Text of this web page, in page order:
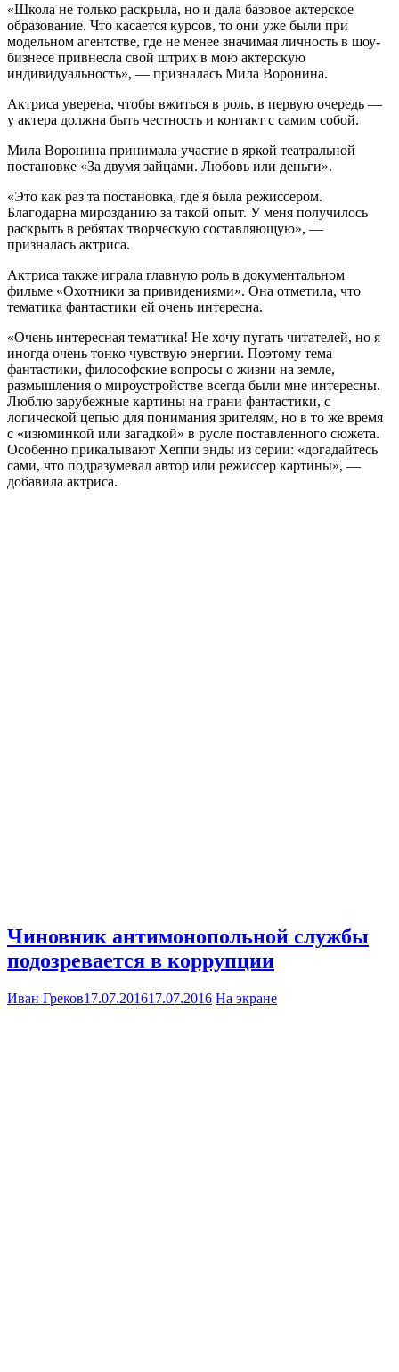
«Школа не только раскрыла, но и дала базовое актерское
образование. Что касается курсов, то они уже были при
модельном агентстве, где не менее значимая личность в шоу-
бизнесе привнесла свой штрих в мою актерскую
индивидуальность», — призналась Мила Воронина.
Актриса уверена, чтобы вжиться в роль, в первую очередь —
у актера должна быть честность и контакт с самим собой.
Мила Воронина принимала участие в яркой театральной
постановке «За двумя зайцами. Любовь или деньги».
«Это как раз та постановка, где я была режиссером.
Благодарна мирозданию за такой опыт. У меня получилось
раскрыть в ребятах творческую составляющую», —
призналась актриса.
Актриса также играла главную роль в документальном
фильме «Охотники за привидениями». Она отметила, что
тематика фантастики ей очень интересна.
«Очень интересная тематика! Не хочу пугать читателей, но я
иногда очень тонко чувствую энергии. Поэтому тема
фантастики, философские вопросы о жизни на земле,
размышления о мироустройстве всегда были мне интересны.
Люблю зарубежные картины на грани фантастики, с
логической цепью для понимания зрителям, но в то же время
с «изюминкой или загадкой» в русле поставленного сюжета.
Особенно прикалывают Хеппи энды из серии: «догадайтесь
сами, что подразумевал автор или режиссер картины», —
добавила актриса.
Чиновник антимонопольной службы
подозревается в коррупции
Иван Греков17.07.201617.07.2016 На экране